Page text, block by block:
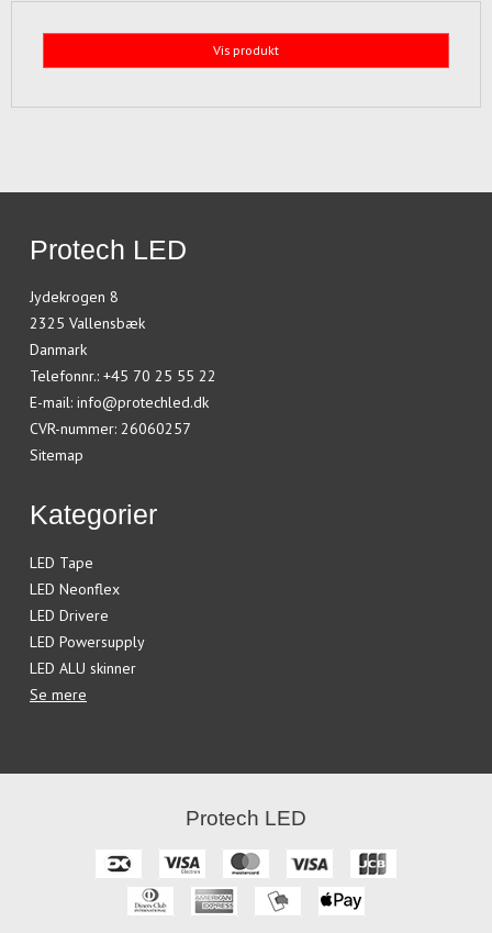
Vis produkt
Protech LED
Jydekrogen 8
2325 Vallensbæk
Danmark
Telefonnr.: +45 70 25 55 22
E-mail: info@protechled.dk
CVR-nummer: 26060257
Sitemap
Kategorier
LED Tape
LED Neonflex
LED Drivere
LED Powersupply
LED ALU skinner
Se mere
Protech LED